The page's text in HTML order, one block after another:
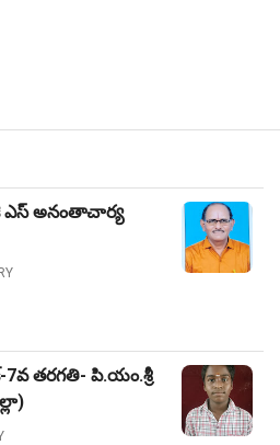
ఎస్ అనంతాచార్య
తరగతి- పి.యం.శ్రీ